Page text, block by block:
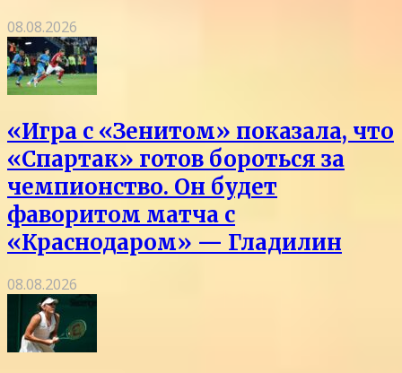
08.08.2026
«Игра с «Зенитом» показала, что
«Спартак» готов бороться за
чемпионство. Он будет
фаворитом матча с
«Краснодаром» — Гладилин
08.08.2026